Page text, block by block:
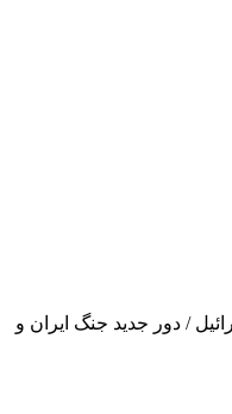
/ دور جدید جنگ ایران و